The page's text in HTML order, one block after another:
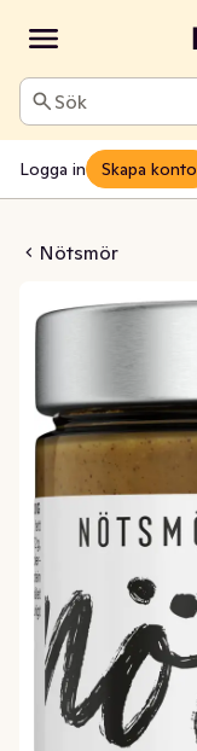
Sök
Logga in Skapa konto
Nötsmör